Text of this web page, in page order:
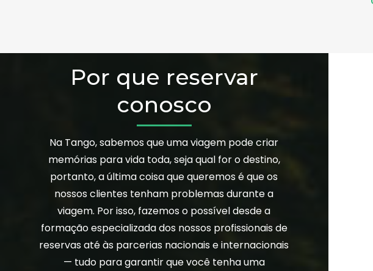
Por que reservar
conosco
Na Tango, sabemos que uma viagem pode criar
memórias para vida toda, seja qual for o destino,
portanto, a última coisa que queremos é que os
nossos clientes tenham problemas durante a
viagem. Por isso, fazemos o possível desde a
formação especializada dos nossos profissionais de
reservas até às parcerias nacionais e internacionais
— tudo para garantir que você tenha uma